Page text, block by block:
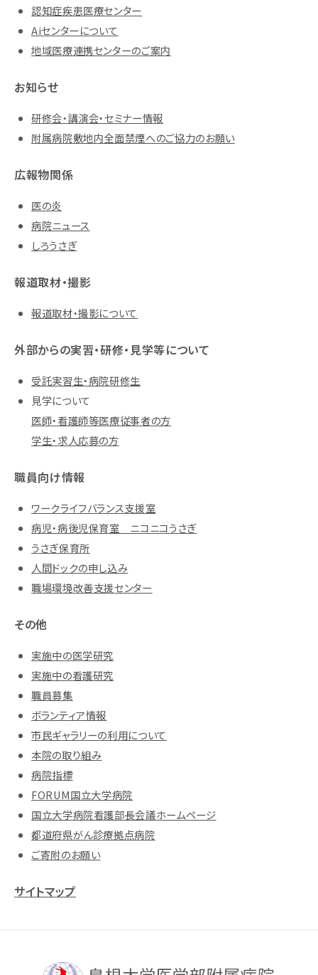
認知症疾患医療センター
Aiセンターについて
地域医療連携センターのご案内
お知らせ
研修会・講演会・セミナー情報
附属病院敷地内全面禁煙へのご協力のお願い
広報物関係
医の炎
病院ニュース
しろうさぎ
報道取材・撮影
報道取材・撮影について
外部からの実習・研修・見学等について
受託実習生・病院研修生
見学について
医師・看護師等医療従事者の方
学生・求人応募の方
職員向け情報
ワークライフバランス支援室
病児・病後児保育室 ニコニコうさぎ
うさぎ保育所
人間ドックの申し込み
職場環境改善支援センター
その他
実施中の医学研究
実施中の看護研究
職員募集
ボランティア情報
市民ギャラリーの利用について
本院の取り組み
病院指標
FORUM国立大学病院
国立大学病院看護部長会議ホームページ
都道府県がん診療拠点病院
ご寄附のお願い
サイトマップ